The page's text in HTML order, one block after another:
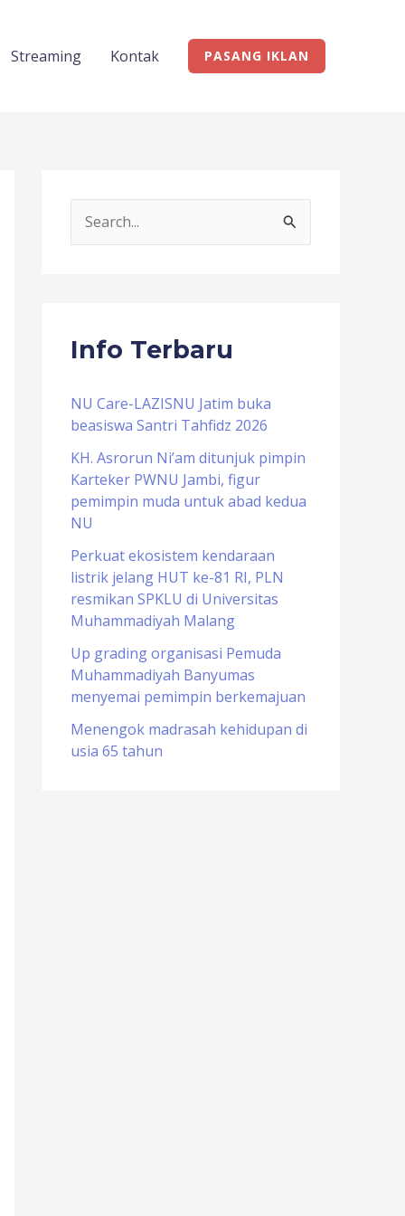
Streaming Kontak PASANG IKLAN
c
f
o
r
:
Info Terbaru
NU Care-LAZISNU Jatim buka
beasiswa Santri Tahfidz 2026
KH. Asrorun Ni’am ditunjuk pimpin
Karteker PWNU Jambi, figur
pemimpin muda untuk abad kedua
NU
Perkuat ekosistem kendaraan
listrik jelang HUT ke-81 RI, PLN
resmikan SPKLU di Universitas
Muhammadiyah Malang
Up grading organisasi Pemuda
Muhammadiyah Banyumas
menyemai pemimpin berkemajuan
Menengok madrasah kehidupan di
usia 65 tahun